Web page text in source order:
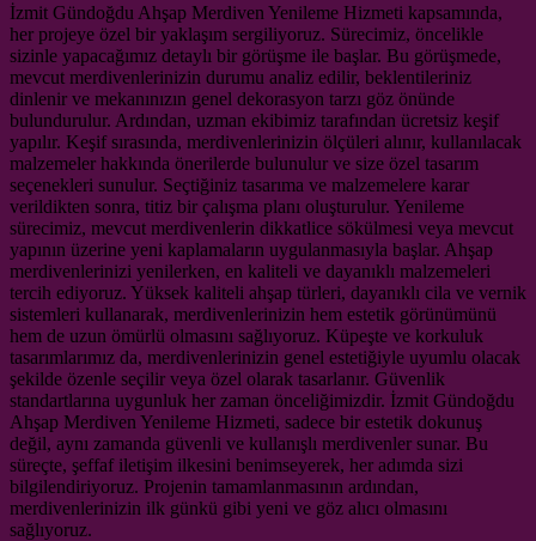
İzmit Gündoğdu Ahşap Merdiven Yenileme Hizmeti kapsamında,
her projeye özel bir yaklaşım sergiliyoruz. Sürecimiz, öncelikle
sizinle yapacağımız detaylı bir görüşme ile başlar. Bu görüşmede,
mevcut merdivenlerinizin durumu analiz edilir, beklentileriniz
dinlenir ve mekanınızın genel dekorasyon tarzı göz önünde
bulundurulur. Ardından, uzman ekibimiz tarafından ücretsiz keşif
yapılır. Keşif sırasında, merdivenlerinizin ölçüleri alınır, kullanılacak
malzemeler hakkında önerilerde bulunulur ve size özel tasarım
seçenekleri sunulur. Seçtiğiniz tasarıma ve malzemelere karar
verildikten sonra, titiz bir çalışma planı oluşturulur. Yenileme
sürecimiz, mevcut merdivenlerin dikkatlice sökülmesi veya mevcut
yapının üzerine yeni kaplamaların uygulanmasıyla başlar. Ahşap
merdivenlerinizi yenilerken, en kaliteli ve dayanıklı malzemeleri
tercih ediyoruz. Yüksek kaliteli ahşap türleri, dayanıklı cila ve vernik
sistemleri kullanarak, merdivenlerinizin hem estetik görünümünü
hem de uzun ömürlü olmasını sağlıyoruz. Küpeşte ve korkuluk
tasarımlarımız da, merdivenlerinizin genel estetiğiyle uyumlu olacak
şekilde özenle seçilir veya özel olarak tasarlanır. Güvenlik
standartlarına uygunluk her zaman önceliğimizdir. İzmit Gündoğdu
Ahşap Merdiven Yenileme Hizmeti, sadece bir estetik dokunuş
değil, aynı zamanda güvenli ve kullanışlı merdivenler sunar. Bu
süreçte, şeffaf iletişim ilkesini benimseyerek, her adımda sizi
bilgilendiriyoruz. Projenin tamamlanmasının ardından,
merdivenlerinizin ilk günkü gibi yeni ve göz alıcı olmasını
sağlıyoruz.